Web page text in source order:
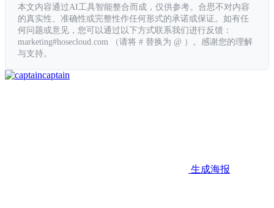
本文内容通过AI工具智能整合而成，仅供参考。合思不对内容
的真实性、准确性或完整性作任何形式的承诺或保证。如有任
何问题或意见，您可以通过以下方式联系我们进行反馈：
marketing#hosecloud.com （请将 # 替换为 @ ）。感谢您的理解
与支持。
captain
生成海报